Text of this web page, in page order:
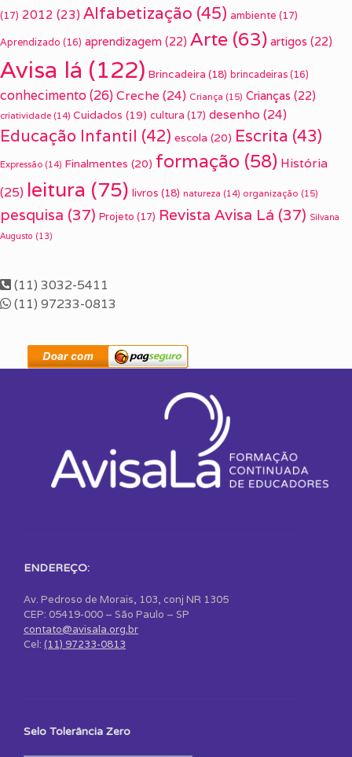
(17) 2012 (23) Alfabetização (45) ambiente (17)
Aprendizado (16) aprendizagem (22) Arte (63) artigos (22)
Avisa lá (122) Brincadeira (18) brincadeiras (16)
conhecimento(26) Creche (24) Criança (15) Crianças (22)
criatividade (14) Cuidados (19) cultura (17) desenho (24)
Educação Infantil (42) escola (20) Escrita (43)
Expressão (14) Finalmentes (20) formação (58) História
(25) leitura (75) livros (18) natureza (14) organização (15)
pesquisa (37) Projeto (17) Revista Avisa Lá (37) Silvana
Augusto (13)
(11) 3032-5411
(11) 97233-0813
ENDEREÇO:
Av. Pedroso de Morais, 103, conj NR 1305
CEP: 05419-000 – São Paulo – SP
contato@avisala.org.br
Cel: (11) 97233-0813
Selo Tolerância Zero